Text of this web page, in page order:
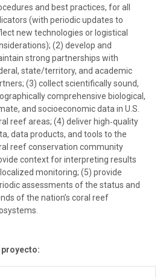
and best practices, for all
(with periodic updates to
new technologies or logistical
(2) develop and
strong partnerships with
state/territory, and academic
(3) collect scientifically sound,
comprehensive biological,
and socioeconomic data in U.S.
reef areas; (4) deliver high‐quality
data products, and tools to the
reef conservation community
context for interpreting results
monitoring; (5) provide
assessments of the status and
of the nation’s coral reef